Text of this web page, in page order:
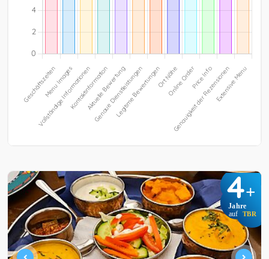
4+
Jahre
auf TBR